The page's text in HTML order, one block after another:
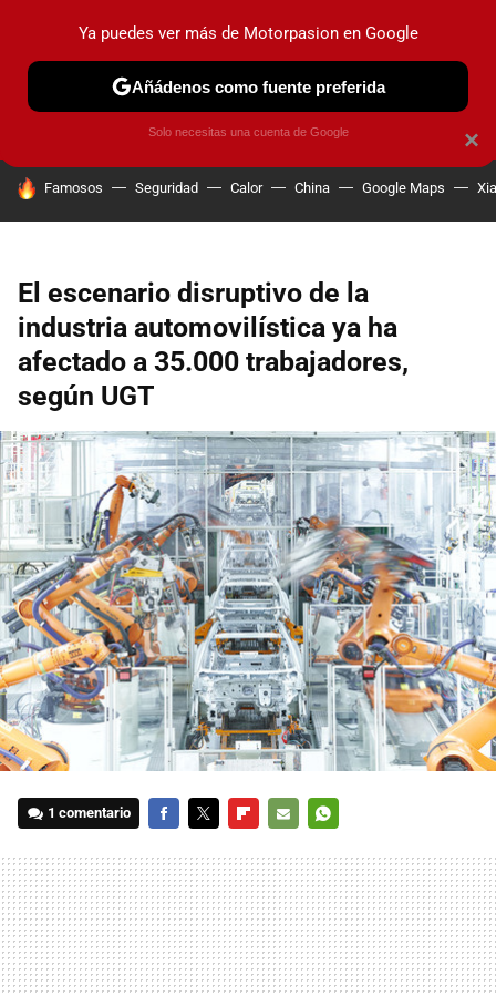
PRUEBAS COCHES ELÉCTRICOS OBSERVATORIO
HOY SE HABLA DE
Famosos Seguridad Calor China Google Maps
El escenario disruptivo de la
industria automovilística ya ha
afectado a 35.000 trabajadores,
según UGT
1 comentario
MAIL
×
Ya puedes ver más de Motorpasion en Google
Añádenos como fuente preferida
Solo necesitas una cuenta de Google